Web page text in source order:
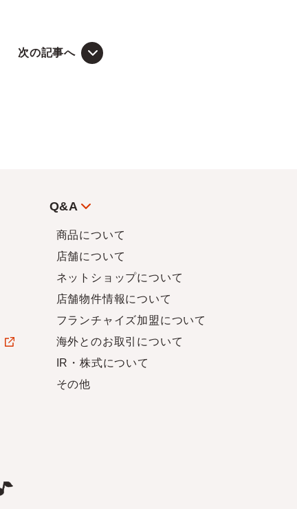
次の記事へ
Q&A
商品について
店舗について
ネットショップについて
店舗物件情報について
フランチャイズ加盟について
海外とのお取引について
IR・株式について
その他